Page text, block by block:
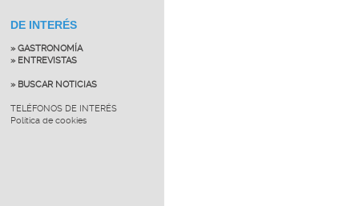
DE INTERÉS
» GASTRONOMÍA
» ENTREVISTAS
» BUSCAR NOTICIAS
TELÉFONOS DE INTERÉS
Política de cookies